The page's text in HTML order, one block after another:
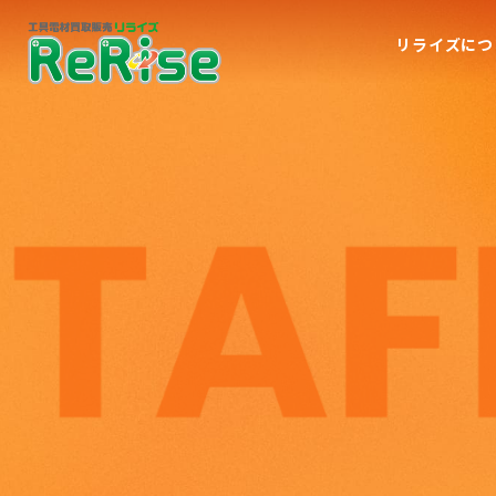
リライズに